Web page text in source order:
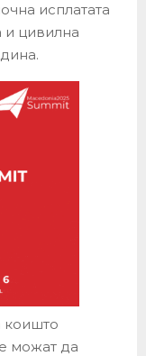
исплатата
и цивилна
коишто
можат да